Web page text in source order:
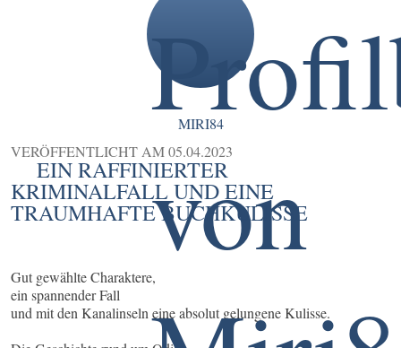
MIRI84
VERÖFFENTLICHT AM05.04.2023
EIN RAFFINIERTER
KRIMINALFALL UND EINE
TRAUMHAFTE BUCHKULISSE
Gut gewählte Charaktere,
ein spannender Fall
und mit den Kanalinseln eine absolut gelungene Kulisse.